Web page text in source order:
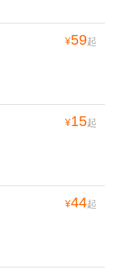
¥59起
¥15起
¥44起